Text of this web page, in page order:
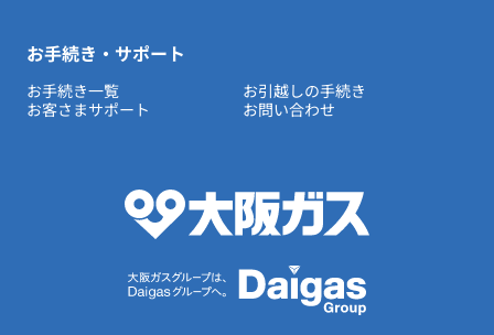
お手続き・サポート
お手続き一覧
お引越しの手続き
お客さまサポート
お問い合わせ